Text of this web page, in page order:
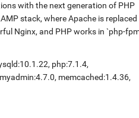
with the next generation of PHP
stack, where Apache is replaced
Nginx, and PHP works in `php-
php:7.1.4,
memcached:1.4.36,